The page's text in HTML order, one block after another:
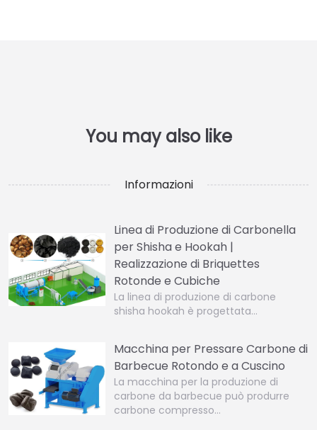
Informazioni
Linea di Produzione di Carbonella
per Shisha e Hookah |
Realizzazione di Briquettes
Rotonde e Cubiche
La linea di produzione di carbone
shisha hookah è progettata…
Macchina per Pressare Carbone di
Barbecue Rotondo e a Cuscino
La macchina per la produzione di
carbone da barbecue può produrre
carbone compresso…